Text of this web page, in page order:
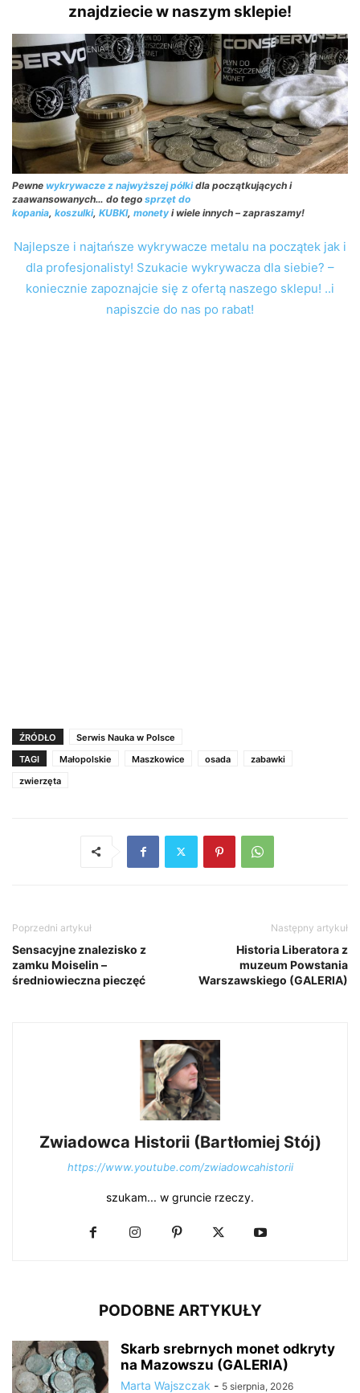
znajdziecie w naszym sklepie!
Pewne wykrywacze z najwyższej półkidla początkujących i
zaawansowanych… do tego sprzęt do
kopania, koszulki, KUBKI, monety i wiele innych – zapraszamy!
Najlepsze i najtańsze wykrywacze metalu na początek jak i
dla profesjonalisty! Szukacie wykrywacza dla siebie? –
koniecznie zapoznajcie się z ofertą naszego sklepu! ..i
napiszcie do nas po rabat!
ŹRÓDŁO
Serwis Nauka w Polsce
TAGI
Małopolskie Maszkowice osada
zabawki
zwierzęta
Poprzedni artykuł
Sensacyjne znalezisko z
zamku Moiselin –
średniowieczna pieczęć
Następny artykuł
Historia Liberatora z
muzeum Powstania
Warszawskiego (GALERIA)
Zwiadowca Historii (Bartłomiej Stój)
https://www.youtube.com/zwiadowcahistorii
szukam... w gruncie rzeczy.
PODOBNE ARTYKUŁY
Skarb srebrnych monet odkryty
na Mazowszu (GALERIA)
Marta Wajszczak - 5 sierpnia, 2026